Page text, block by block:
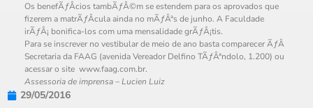
Os benefÃƒÂ­cios tambÃƒÂ©m se estendem para os aprovados que
fizerem a matrÃƒÂ­cula ainda no mÃƒÂªs de junho. A Faculdade
irÃƒÂ¡ bonifica-los com uma mensalidade grÃƒÂ¡tis.
Para se inscrever no vestibular de meio de ano basta comparecer ÃƒÂ
Secretaria da FAAG (avenida Vereador Delfino TÃƒÂªndolo, 1.200) ou
acessar o site www.faag.com.br.
Assessoria de imprensa – Lucien Luiz
29/05/2016